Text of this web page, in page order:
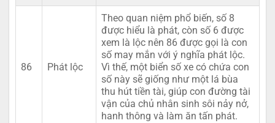
86 Phát lộc
Theo quan niệm phổ biến, số 8
được hiểu là phát, còn số 6 được
xem là lộc nên 86 được gọi là con
số may mắn với ý nghĩa phát lộc.
Vì thế, một biển số xe có chứa con
số này sẽ giống như một lá bùa
thu hút tiền tài, giúp con đường tài
vận của chủ nhân sinh sôi nảy nở,
hanh thông và làm ăn tấn phát.